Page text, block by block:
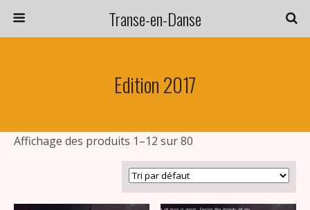
Transe-en-Danse
Edition 2017
Affichage des produits 1–12 sur 80